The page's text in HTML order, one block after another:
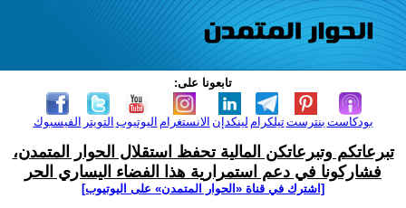
تابعونا على:
الفيسبوك التويتر اليوتيوب الانستغرام لينكدإن تيلكرامبنترست بودكاست
تبرعاتكم وتبرعاتكن المالية تحفظ استقلال الحوار المتمدن،
فشاركونا في دعم استمرارية هذا الفضاء اليساري الحر
[اشترك في قناة ‫«الحوار المتمدن» على اليوتيوب]